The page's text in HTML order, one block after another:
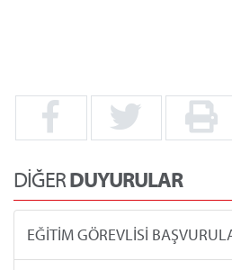
DİĞERDUYURULAR
EĞİTİM GÖREVLİSİ